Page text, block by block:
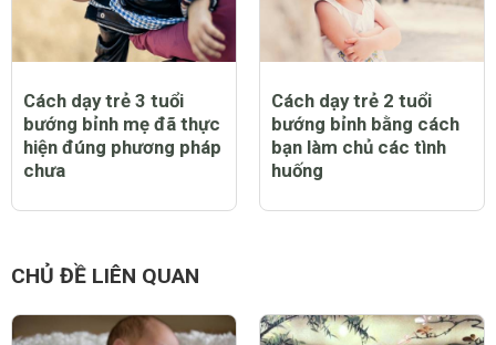
Cách dạy trẻ 3 tuổi
bướng bỉnh mẹ đã thực
hiện đúng phương pháp
chưa
Cách dạy trẻ 2 tuổi
bướng bỉnh bằng cách
bạn làm chủ các tình
huống
CHỦ ĐỀ LIÊN QUAN